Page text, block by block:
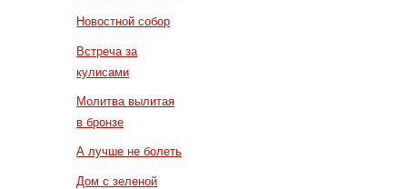
Новостной собор
Встреча за
кулисами
Молитва вылитая
в бронзе
А лучше не болеть
Дом с зеленой